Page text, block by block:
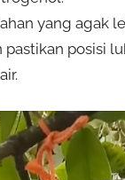
yang agak
posisi